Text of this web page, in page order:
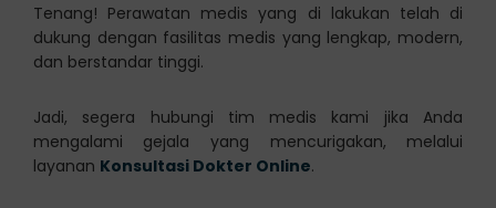
Tenang! Perawatan medis yang di lakukan telah di
dukung dengan fasilitas medis yang lengkap, modern,
dan berstandar tinggi.
Jadi, segera hubungi tim medis kami jika Anda
mengalami gejala yang mencurigakan, melalui
layanan Konsultasi Dokter Online.